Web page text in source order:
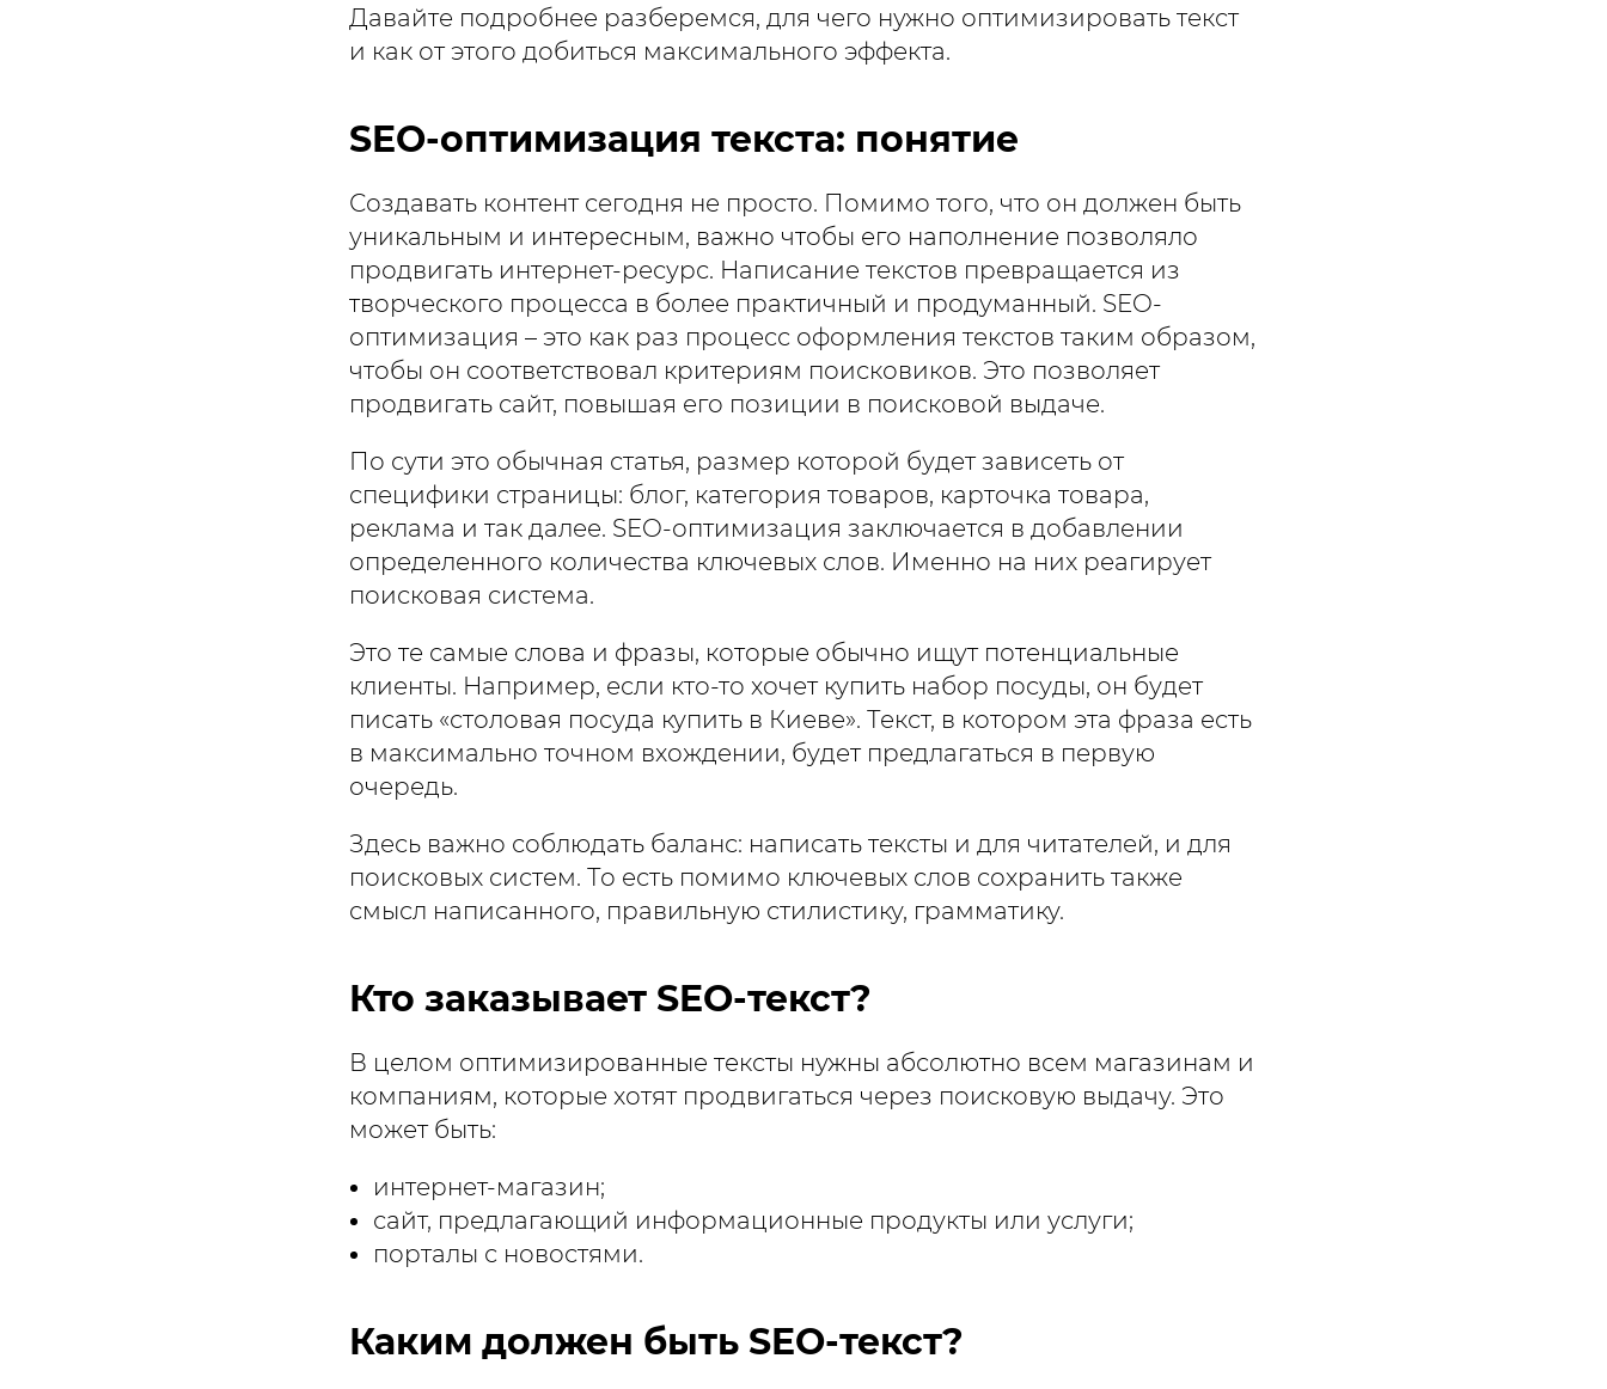
Давайте подробнее разберемся, для чего нужно оптимизировать текст
и как от этого добиться максимального эффекта.
SEO-оптимизация текста: понятие
Создавать контент сегодня не просто. Помимо того, что он должен быть
уникальным и интересным, важно чтобы его наполнение позволяло
продвигать интернет-ресурс. Написание текстов превращается из
творческого процесса в более практичный и продуманный. SEO-
оптимизация – это как раз процесс оформления текстов таким образом,
чтобы он соответствовал критериям поисковиков. Это позволяет
продвигать сайт, повышая его позиции в поисковой выдаче.
По сути это обычная статья, размер которой будет зависеть от
специфики страницы: блог, категория товаров, карточка товара,
реклама и так далее. SEO-оптимизация заключается в добавлении
определенного количества ключевых слов. Именно на них реагирует
поисковая система.
Это те самые слова и фразы, которые обычно ищут потенциальные
клиенты. Например, если кто-то хочет купить набор посуды, он будет
писать «столовая посуда купить в Киеве». Текст, в котором эта фраза есть
в максимально точном вхождении, будет предлагаться в первую
очередь.
Здесь важно соблюдать баланс: написать тексты и для читателей, и для
поисковых систем. То есть помимо ключевых слов сохранить также
смысл написанного, правильную стилистику, грамматику.
Кто заказывает SEO-текст?
В целом оптимизированные тексты нужны абсолютно всем магазинам и
компаниям, которые хотят продвигаться через поисковую выдачу. Это
может быть:
интернет-магазин;
сайт, предлагающий информационные продукты или услуги;
порталы с новостями.
Каким должен быть SEO-текст?